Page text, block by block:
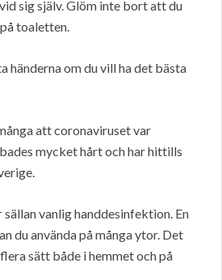
sig själv. Glöm inte bort att du
toaletten.
händerna om du vill ha det bästa
att coronaviruset var
mycket hårt och har hittills
vanlig handdesinfektion. En
du använda på många ytor. Det
sätt både i hemmet och på